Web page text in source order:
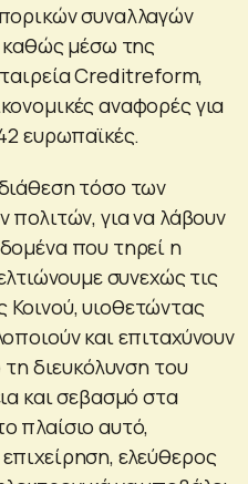
συναλλαγών
καθώς μέσω της
Creditreform,
αναφορές για
ευρωπαϊκές.
τόσο των
πολιτών, για να λάβουν
που τηρεί η
συνεχώς τις
υιοθετώντας
και επιταχύνουν
τη διευκόλυνση του
και σεβασμό στα
πλαίσιο αυτό,
ελεύθερος